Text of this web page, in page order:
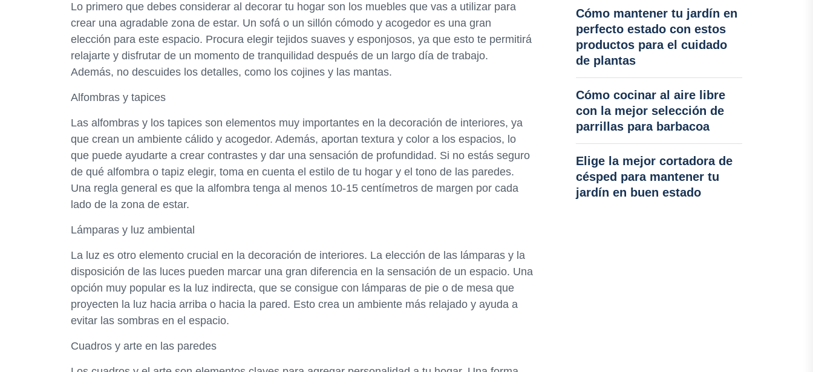
Lo primero que debes considerar al decorar tu hogar son los muebles que vas a utilizar para
crear una agradable zona de estar. Un sofá o un sillón cómodo y acogedor es una gran
elección para este espacio. Procura elegir tejidos suaves y esponjosos, ya que esto te permitirá
relajarte y disfrutar de un momento de tranquilidad después de un largo día de trabajo.
Además, no descuides los detalles, como los cojines y las mantas.
Alfombras y tapices
Las alfombras y los tapices son elementos muy importantes en la decoración de interiores, ya
que crean un ambiente cálido y acogedor. Además, aportan textura y color a los espacios, lo
que puede ayudarte a crear contrastes y dar una sensación de profundidad. Si no estás seguro
de qué alfombra o tapiz elegir, toma en cuenta el estilo de tu hogar y el tono de las paredes.
Una regla general es que la alfombra tenga al menos 10-15 centímetros de margen por cada
lado de la zona de estar.
Lámparas y luz ambiental
La luz es otro elemento crucial en la decoración de interiores. La elección de las lámparas y la
disposición de las luces pueden marcar una gran diferencia en la sensación de un espacio. Una
opción muy popular es la luz indirecta, que se consigue con lámparas de pie o de mesa que
proyecten la luz hacia arriba o hacia la pared. Esto crea un ambiente más relajado y ayuda a
evitar las sombras en el espacio.
Cuadros y arte en las paredes
Cómo mantener tu jardín en
perfecto estado con estos
productos para el cuidado
de plantas
Cómo cocinar al aire libre
con la mejor selección de
parrillas para barbacoa
Elige la mejor cortadora de
césped para mantener tu
jardín en buen estado